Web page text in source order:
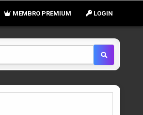
LOGIN
MEMBRO PREMIUM